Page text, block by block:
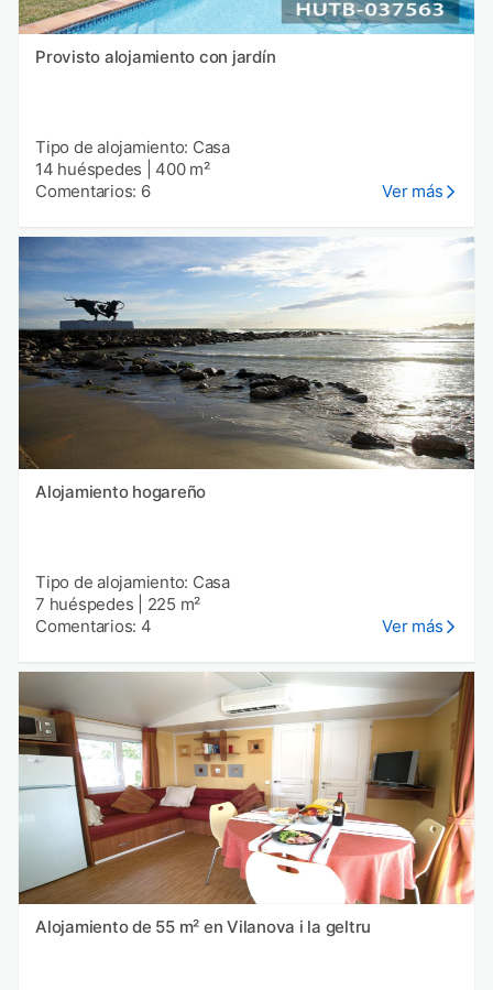
Provisto alojamiento con jardín
Tipo de alojamiento: Casa
14 huéspedes
400 m²
Comentarios: 6
Ver más
Alojamiento hogareño
Tipo de alojamiento: Casa
7 huéspedes
225 m²
Comentarios: 4
Ver más
Alojamiento de 55 m² en Vilanova i la geltru